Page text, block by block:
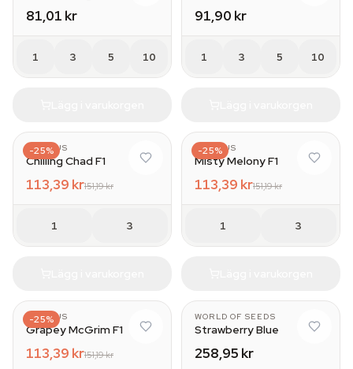
81,01 kr
1 3 5 10
91,90 kr
1 3 5 10
-25%
AZARIUS
Chilling Chad F1
113,39 kr151,19 kr
1 3
-25%
AZARIUS
Misty Melony F1
113,39 kr151,19 kr
1 3
-25%
AZARIUS
Grapey McGrim F1
113,39 kr151,19 kr
WORLD OF SEEDS
Strawberry Blue
258,95 kr